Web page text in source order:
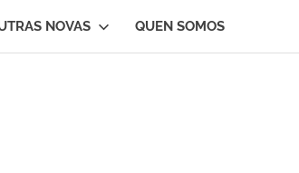
NOVAS QUEN SOMOS